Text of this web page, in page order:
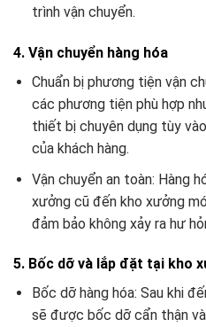
trình vận chuyển.
4. Vận chuyển hàng hóa
Chuẩn bị phương tiện vận
các phương tiện phù hợp
thiết bị chuyên dụng tùy
của khách hàng.
Vận chuyển an toàn: Hàng
xưởng cũ đến kho xưởng
đảm bảo không xảy ra hư
5. Bốc dỡ và lắp đặt tại kho
Bốc dỡ hàng hóa: Sau khi
sẽ được bốc dỡ cẩn thận